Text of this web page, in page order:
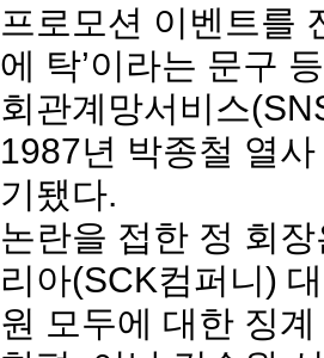
프로모션 이벤트를
에 탁’이라는 문구
회관계망서비스
1987년 박종철 열
기됐다.
논란을 접한 정 회
리아(SCK컴퍼니)
원 모두에 대한 징